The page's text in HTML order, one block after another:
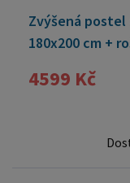
Zvýšená postel
180x200 cm +
4599 Kč